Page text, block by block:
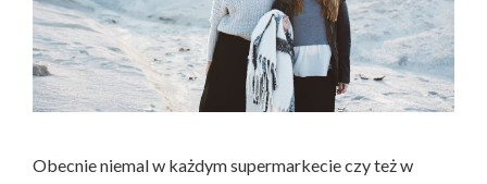
Obecnie niemal w każdym supermarkecie czy też w